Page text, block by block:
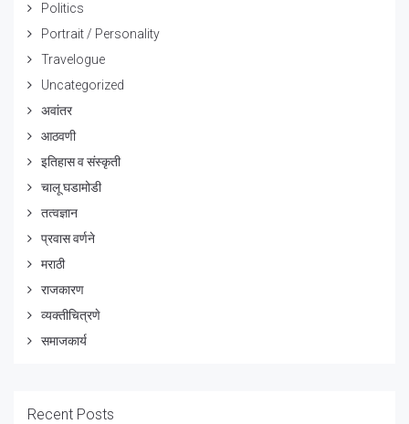
Politics
Portrait / Personality
Travelogue
Uncategorized
अवांतर
आठवणी
इतिहास व संस्कृती
चालू घडामोडी
तत्वज्ञान
प्रवास वर्णने
मराठी
राजकारण
व्यक्तीचित्रणे
समाजकार्य
Recent Posts